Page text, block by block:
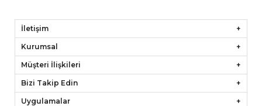
İletişim
Kurumsal
Müşteri İlişkileri
Bizi Takip Edin
Uygulamalar